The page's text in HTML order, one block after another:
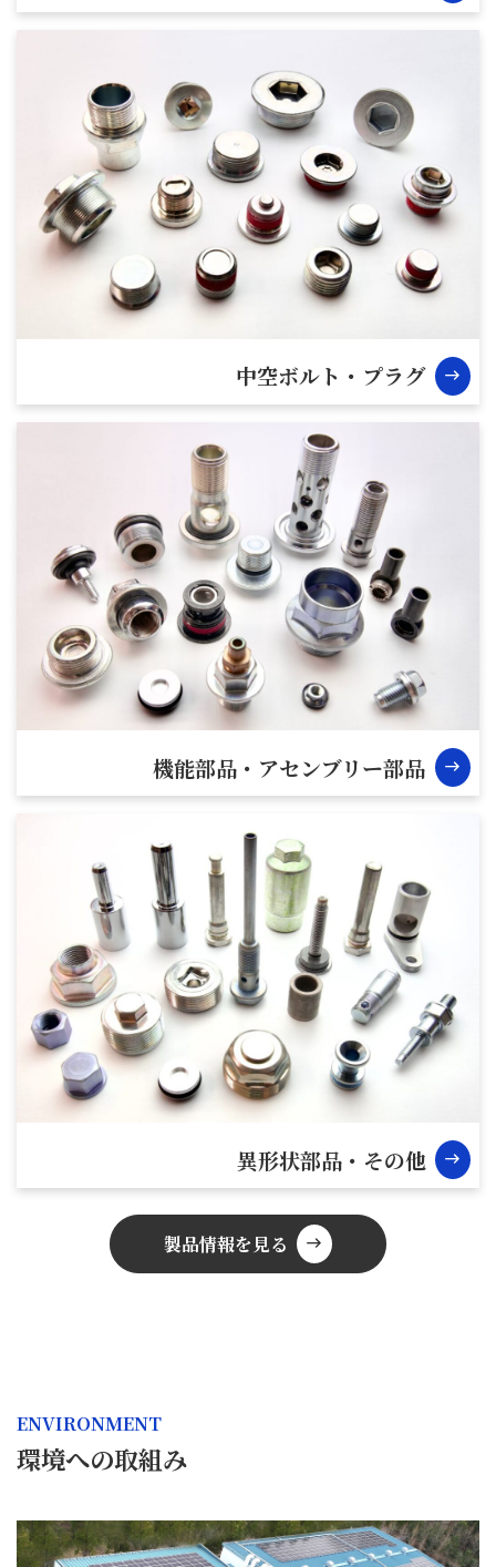
中空ボルト・プラグ east
機能部品・ アセンブリー部品 east
異形状部品・その他 east
製品情報を見る east
ENVIRONMENT
環境への取組み